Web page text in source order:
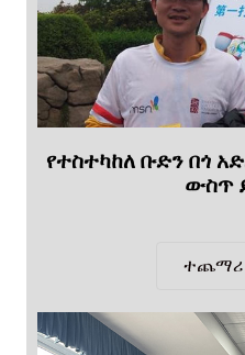
የተስተካከለ ቡድን በጎ
ውስጥ
ተጨማሪ